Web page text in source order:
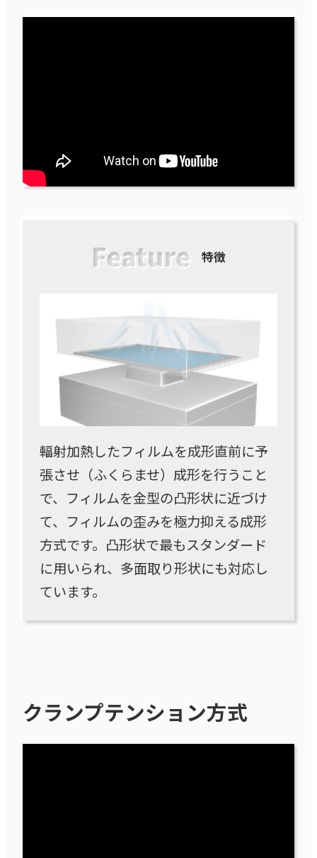
特徴
輻射加熱したフィルムを成形直前に予
張させ（ふくらませ）成形を行うこと
で、フィルムを金型の凸形状に近づけ
て、フィルムの歪みを極力抑える成形
方式です。凸形状で最もスタンダード
に用いられ、多面取り形状にも対応し
ています。
クランプテンション方式